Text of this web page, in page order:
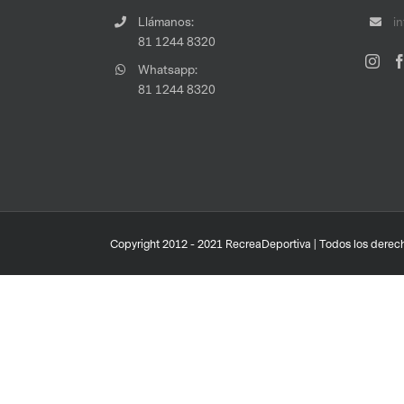
Llámanos:
81 1244 8320
Whatsapp:
81 1244 8320
Copyright 2012 - 2021 RecreaDeportiva | Todos los